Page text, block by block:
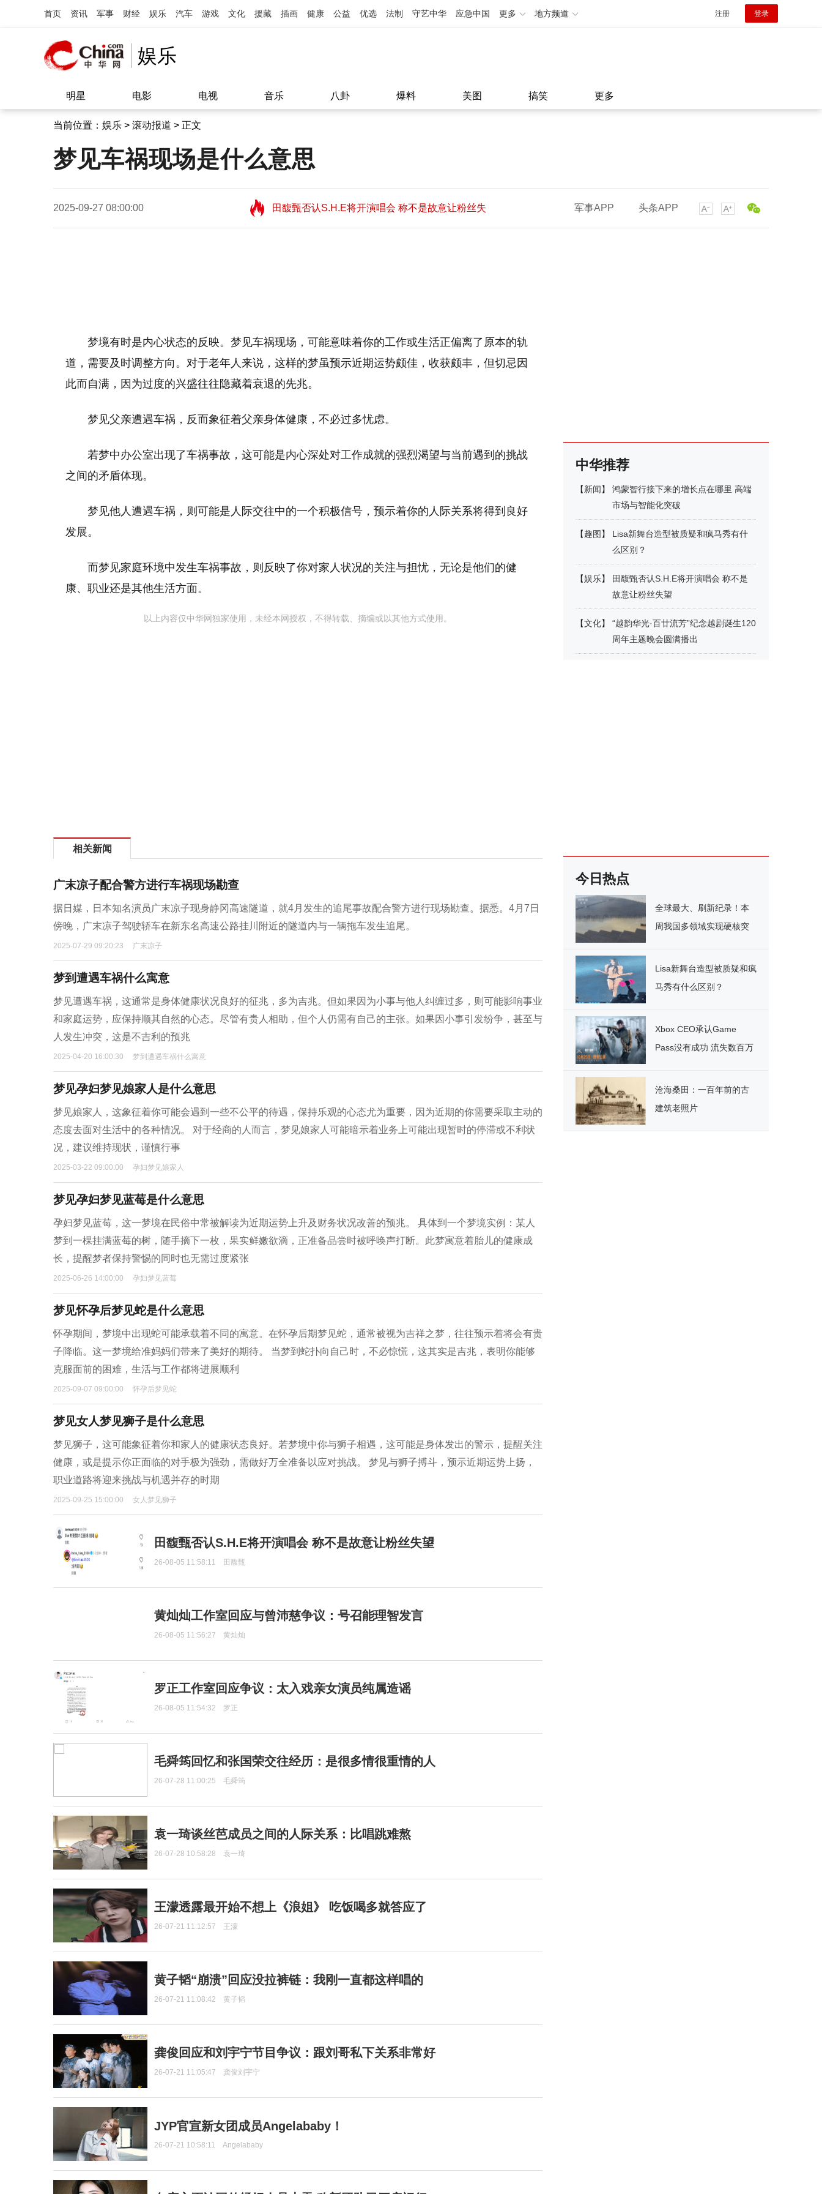
首页 资讯 军事 财经 娱乐 汽车 游戏 文化 援藏 插画 健康 公益 优选 法制 守艺中华 应急中国 更多 地方频道 注册 登录
娱乐
明星 电影 电视 音乐 八卦 爆料 美图 搞笑 更多
当前位置： 娱乐 > 滚动报道 > 正文
梦见车祸现场是什么意思
2025-09-27 08:00:00
田馥甄否认S.H.E将开演唱会 称不是故意让粉丝失
望11:08
田馥甄否认S.H.E将开演唱会 称不是故意让粉丝失
军事APP 头条APP
梦境有时是内心状态的反映。梦见车祸现场，可能意味着你的工作或生活正偏离了原本的轨
道，需要及时调整方向。对于老年人来说，这样的梦虽预示近期运势颇佳，收获颇丰，但切忌因
此而自满，因为过度的兴盛往往隐藏着衰退的先兆。
梦见父亲遭遇车祸，反而象征着父亲身体健康，不必过多忧虑。
若梦中办公室出现了车祸事故，这可能是内心深处对工作成就的强烈渴望与当前遇到的挑战
之间的矛盾体现。
梦见他人遭遇车祸，则可能是人际交往中的一个积极信号，预示着你的人际关系将得到良好
发展。
而梦见家庭环境中发生车祸事故，则反映了你对家人状况的关注与担忧，无论是他们的健
康、职业还是其他生活方面。
以上内容仅中华网独家使用，未经本网授权，不得转载、摘编或以其他方式使用。
相关新闻
广末凉子配合警方进行车祸现场勘查
据日媒，日本知名演员广末凉子现身静冈高速隧道，就4月发生的追尾事故配合警方进行现场勘查。据悉。4月7日
傍晚，广末凉子驾驶轿车在新东名高速公路挂川附近的隧道内与一辆拖车发生追尾。
2025-07-29 09:20:23 广末凉子
梦到遭遇车祸什么寓意
梦见遭遇车祸，这通常是身体健康状况良好的征兆，多为吉兆。但如果因为小事与他人纠缠过多，则可能影响事业
和家庭运势，应保持顺其自然的心态。尽管有贵人相助，但个人仍需有自己的主张。如果因小事引发纷争，甚至与
人发生冲突，这是不吉利的预兆
2025-04-20 16:00:30 梦到遭遇车祸什么寓意
梦见孕妇梦见娘家人是什么意思
梦见娘家人，这象征着你可能会遇到一些不公平的待遇，保持乐观的心态尤为重要，因为近期的你需要采取主动的
态度去面对生活中的各种情况。 对于经商的人而言，梦见娘家人可能暗示着业务上可能出现暂时的停滞或不利状
况，建议维持现状，谨慎行事
2025-03-22 09:00:00 孕妇梦见娘家人
梦见孕妇梦见蓝莓是什么意思
孕妇梦见蓝莓，这一梦境在民俗中常被解读为近期运势上升及财务状况改善的预兆。 具体到一个梦境实例：某人
梦到一棵挂满蓝莓的树，随手摘下一枚，果实鲜嫩欲滴，正准备品尝时被呼唤声打断。此梦寓意着胎儿的健康成
长，提醒梦者保持警惕的同时也无需过度紧张
2025-06-26 14:00:00 孕妇梦见蓝莓
梦见怀孕后梦见蛇是什么意思
怀孕期间，梦境中出现蛇可能承载着不同的寓意。在怀孕后期梦见蛇，通常被视为吉祥之梦，往往预示着将会有贵
子降临。这一梦境给准妈妈们带来了美好的期待。 当梦到蛇扑向自己时，不必惊慌，这其实是吉兆，表明你能够
克服面前的困难，生活与工作都将进展顺利
2025-09-07 09:00:00 怀孕后梦见蛇
梦见女人梦见狮子是什么意思
梦见狮子，这可能象征着你和家人的健康状态良好。若梦境中你与狮子相遇，这可能是身体发出的警示，提醒关注
健康，或是提示你正面临的对手极为强劲，需做好万全准备以应对挑战。 梦见与狮子搏斗，预示近期运势上扬，
职业道路将迎来挑战与机遇并存的时期
2025-09-25 15:00:00 女人梦见狮子
田馥甄否认S.H.E将开演唱会 称不是故意让粉丝失望
26-08-05 11:58:11 田馥甄
黄灿灿工作室回应与曾沛慈争议：号召能理智发言
26-08-05 11:56:27 黄灿灿
罗正工作室回应争议：太入戏亲女演员纯属造谣
26-08-05 11:54:32 罗正
毛舜筠回忆和张国荣交往经历：是很多情很重情的人
26-07-28 11:00:25 毛舜筠
袁一琦谈丝芭成员之间的人际关系：比唱跳难熬
26-07-28 10:58:28 袁一琦
王濛透露最开始不想上《浪姐》 吃饭喝多就答应了
26-07-21 11:12:57 王濛
黄子韬“崩溃”回应没拉裤链：我刚一直都这样唱的
26-07-21 11:08:42 黄子韬
龚俊回应和刘宇宁节目争议：跟刘哥私下关系非常好
26-07-21 11:05:47 龚俊刘宇宁
JYP官宣新女团成员Angelababy！
26-07-21 10:58:11 Angelababy
中华推荐
【新闻】
鸿蒙智行接下来的增长点在哪里 高端
市场与智能化突破
【趣图 】
Lisa新舞台造型被质疑和疯马秀有什
么区别？
【娱乐】
田馥甄否认S.H.E将开演唱会 称不是
故意让粉丝失望
【文化】
“越韵华光·百廿流芳”纪念越剧诞生120
周年主题晚会圆满播出
今日热点
全球最大、刷新纪录！本
周我国多领域实现硬核突
Lisa新舞台造型被质疑和疯
马秀有什么区别？
Xbox CEO承认Game
Pass没有成功 流失数百万
沧海桑田：一百年前的古
建筑老照片